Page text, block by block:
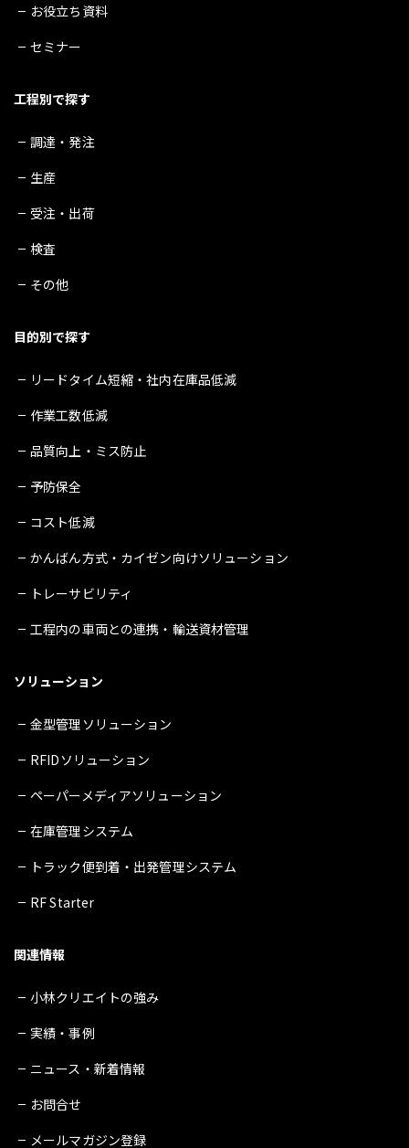
お役立ち資料
セミナー
工程別で探す
調達・発注
生産
受注・出荷
検査
その他
目的別で探す
リードタイム短縮・社内在庫品低減
作業工数低減
品質向上・ミス防止
予防保全
コスト低減
かんばん方式・カイゼン向けソリューション
トレーサビリティ
工程内の車両との連携・輸送資材管理
ソリューション
金型管理ソリューション
RFIDソリューション
ペーパーメディアソリューション
在庫管理システム
トラック便到着・出発管理システム
RF Starter
関連情報
小林クリエイトの強み
実績・事例
ニュース・新着情報
お問合せ
メールマガジン登録